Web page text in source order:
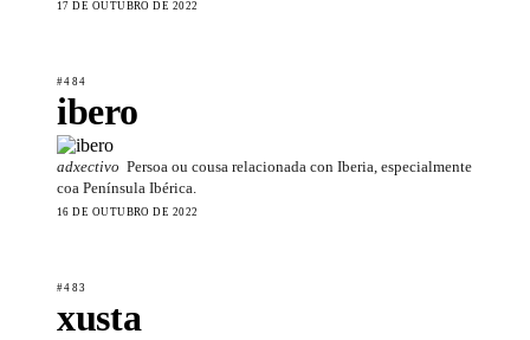
17 DE OUTUBRO DE 2022
#484
ibero
adxectivo Persoa ou cousa relacionada con Iberia, especialmente
coa Península Ibérica.
16 DE OUTUBRO DE 2022
#483
xusta